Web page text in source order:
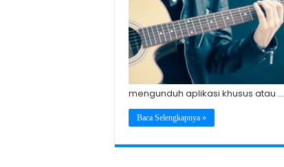
mengunduh aplikasi khusus atau …
Baca Selengkapnya »